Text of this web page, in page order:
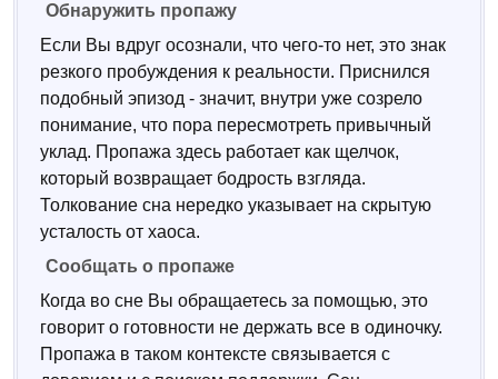
Обнаружить пропажу
Если Вы вдруг осознали, что чего-то нет, это знак
резкого пробуждения к реальности. Приснился
подобный эпизод - значит, внутри уже созрело
понимание, что пора пересмотреть привычный
уклад. Пропажа здесь работает как щелчок,
который возвращает бодрость взгляда.
Толкование сна нередко указывает на скрытую
усталость от хаоса.
Сообщать о пропаже
Когда во сне Вы обращаетесь за помощью, это
говорит о готовности не держать все в одиночку.
Пропажа в таком контексте связывается с